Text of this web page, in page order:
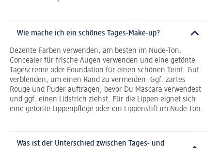
Wie mache ich ein schönes Tages-Make-up?
Dezente Farben verwenden, am besten im Nude-Ton.
Concealer für frische Augen verwenden und eine getönte
Tagescreme oder Foundation für einen schönen Teint. Gut
verblenden, um einen Rand zu vermeiden. Ggf. zartes
Rouge und Puder auftragen, bevor Du Mascara verwendest
und ggf. einen Lidstrich ziehst. Für die Lippen eignet sich
eine getönte Lippenpflege oder ein Lippenstift im Nude-Ton.
Was ist der Unterschied zwischen Tages- und